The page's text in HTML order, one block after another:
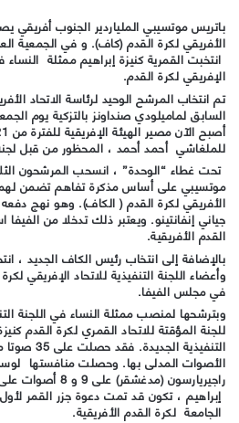
باتريس موتسيبي الملياردير الجنوب أفريقي
الأفريقي لكرة القدم (كاف). و في الجمعية
انتخبت القمرية كنيزة إبراهيم ممثلة النساء
الإفريقي لكرة القدم.
تم انتخاب المرشح الوحيد لرئاسة الاتحاد
للملغاشي أحمد أحمد ، المحظور من قبل
تحت غطاء “الوحدة” ، انسحب المرشحون
موتسيبي على أساس مذكرة تفاهم تضمن
الأفريقي لكرة القدم ( الكاف). وهو نهج
جياني إنفانتينو. ويعتبر ذلك تدخلا من
القدم الأفريقية.
بالإضافة إلى انتخاب رئيس الكاف الجديد ،
وأعضاء اللجنة التنفيذية للاتحاد الإفريقي
في مجلس الفيفا.
وبترشحها لمنصب ممثلة النساء في اللجنة
للجنة المؤقتة للاتحاد القمري لكرة القدم
الأصوات المدلى بها. وحصلت منافستها
راجيريارسون
إبراهيم ، تكون قد تمت دعوة جزر القمر
الجامعة لكرة القدم الأفريقية.